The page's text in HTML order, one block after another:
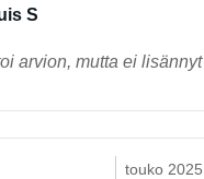
S
arvion, mutta ei
touko 2025